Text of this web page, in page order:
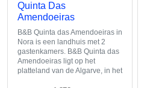
Quinta Das
Amendoeiras
B&B Quinta das Amendoeiras in
Nora is een landhuis met 2
gastenkamers. B&B Quinta das
Amendoeiras ligt op het
platteland van de Algarve, in het